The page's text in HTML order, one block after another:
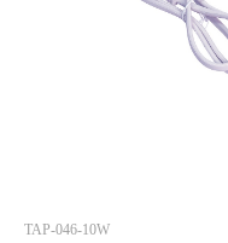
TAP-046-10W